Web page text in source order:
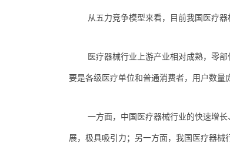
从五力竞争模型来看，目前我国医疗
医疗器械行业上游产业相对成熟，零
要是各级医疗单位和普通消费者，用户数量
一方面，中国医疗器械行业的快速增
展，极具吸引力；另一方面，我国医疗器